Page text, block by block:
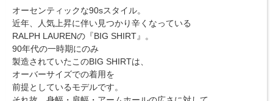
オーセンティックな90sスタイル。
近年、人気上昇に伴い見つかり辛くなっている
RALPH LAURENの『BIG SHIRT』。
90年代の一時期にのみ
製造されていたこのBIG SHIRTは、
オーバーサイズでの着用を
前提としているモデルです。